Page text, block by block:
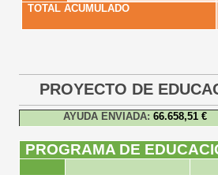
TOTAL ACUMULADO
PROYECTO DE
AYUDA ENVIADA:66.658,51 €
PROGRAMA DE